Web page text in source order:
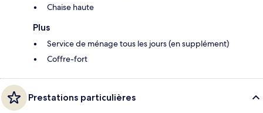
Chaise haute
Plus
Service de ménage tous les jours (en supplément)
Coffre-fort
Prestations particulières